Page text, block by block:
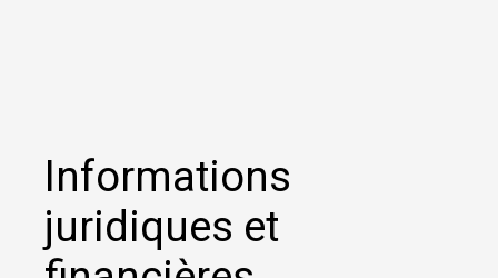
Informations
juridiques et